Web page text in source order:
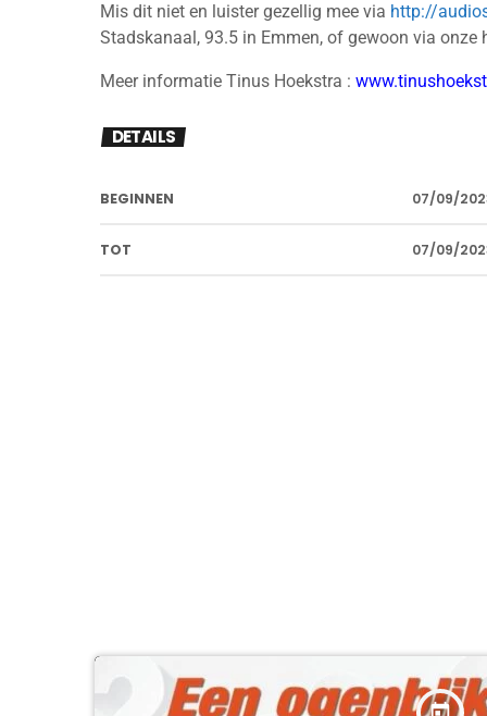
Mis dit niet en luister gezellig mee via http://
Stadskanaal, 93.5 in Emmen, of gewoon via onze
Meer informatie Tinus Hoekstra :
DETAILS
BEGINNEN 07/09/
TOT 07/09/